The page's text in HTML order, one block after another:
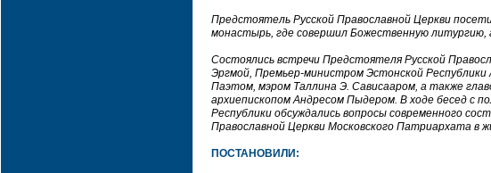
Предстоятель Русской Православной Церкви
монастырь, где совершил Божественную литургию,
Состоялись встречи Предстоятеля Русской
Эргмой, Премьер-министром Эстонской
Паэтом, мэром Таллина Э. Сависааром, а также
архиепископом Андресом Пыдером. В ходе бесед с
Республики обсуждались вопросы современного
Православной Церкви Московского Патриархата в
ПОСТАНОВИЛИ: